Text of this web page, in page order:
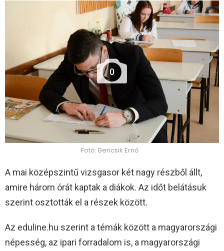
0
Fotó: Bencsik Ernő
A mai középszintű vizsgasor két nagy részből állt,
amire három órát kaptak a diákok. Az időt belátásuk
szerint osztották el a részek között.
Az eduline.hu szerint a témák között a magyarországi
népesség, az ipari forradalom is, a magyarországi